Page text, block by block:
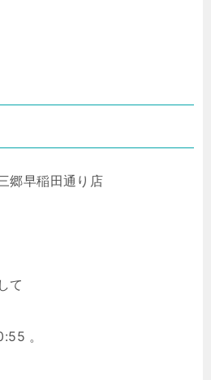
郷早稲田通り店
て
。